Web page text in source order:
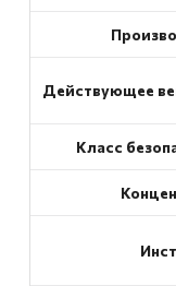
Действующее
Класс